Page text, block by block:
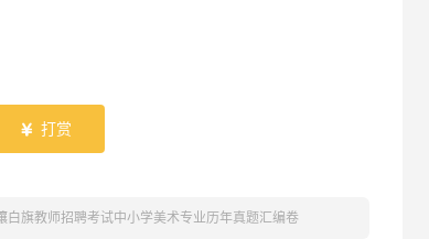
 打赏
白旗教师招聘考试中小学美术专业历年真题汇编卷